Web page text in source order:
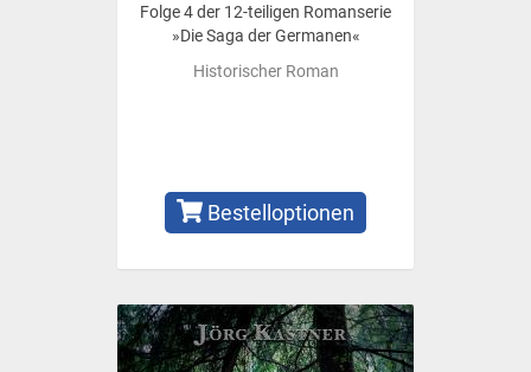
Folge 4 der 12-teiligen Romanserie
»Die Saga der Germanen«
Historischer Roman
Bestelloptionen